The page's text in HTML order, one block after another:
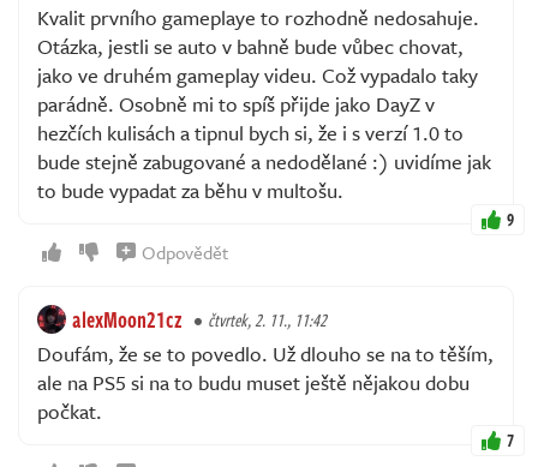
Kvalit prvního gameplaye to rozhodně nedosahuje.
Otázka, jestli se auto v bahně bude vůbec chovat,
jako ve druhém gameplay videu. Což vypadalo taky
parádně. Osobně mi to spíš přijde jako DayZ v
hezčích kulisách a tipnul bych si, že i s verzí 1.0 to
bude stejně zabugované a nedodělané :) uvidíme jak
to bude vypadat za běhu v multošu.
9
Odpovědět
alexMoon21cz čtvrtek, 2. 11., 11:42
Doufám, že se to povedlo. Už dlouho se na to těším,
ale na PS5 si na to budu muset ještě nějakou dobu
počkat.
7